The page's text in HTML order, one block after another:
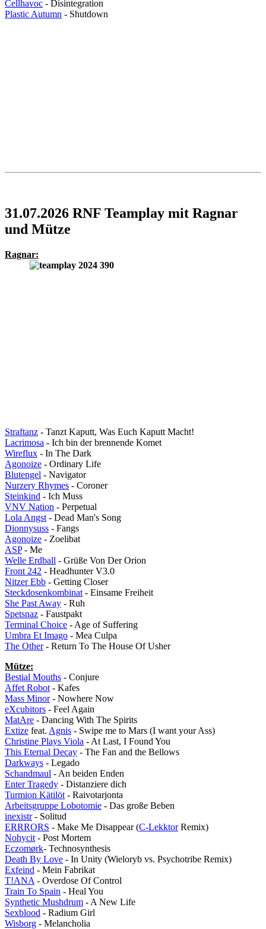
Cellhavoc - Disintegration
Plastic Autumn - Shutdown
31.07.2026 RNF Teamplay mit Ragnar
und Mütze
Ragnar:
Straftanz - Tanzt Kaputt, Was Euch Kaputt Macht!
Lacrimosa - Ich bin der brennende Komet
Wireflux - In The Dark
Agonoize - Ordinary Life
Blutengel - Navigator
Nurzery Rhymes - Coroner
Steinkind - Ich Muss
VNV Nation - Perpetual
Lola Angst - Dead Man's Song
Dionnysuss - Fangs
Agonoize - Zoelibat
ASP- Me
Welle Erdball - Grüße Von Der Orion
Front 242 - Headhunter V3.0
Nitzer Ebb - Getting Closer
Steckdosenkombinat - Einsame Freiheit
She Past Away - Ruh
Spetsnaz - Faustpakt
Terminal Choice - Age of Suffering
Umbra Et Imago - Mea Culpa
The Other- Return To The House Of Usher
Mütze:
Bestial Mouths - Conjure
Affet Robot - Kafes
Mass Minor- Nowhere Now
eXcubitors - Feel Again
MatAre - Dancing With The Spirits
Extize feat. Agnis - Swipe me to Mars (I want your Ass)
Christine Plays Viola - At Last, I Found You
This Eternal Decay - The Fan and the Bellows
Darkways - Legado
Schandmaul - An beiden Enden
Enter Tragedy - Distanziere dich
Turmion Kätilöt - Raivotarjonta
Arbeitsgruppe Lobotomie - Das große Beben
inexistr- Solitud
ERRRORS - Make Me Disappear (C-LekktorRemix)
Nohycit - Post Mortem
Eczomørk- Technosynthesis
Death By Love - In Unity (Wieloryb vs. Psychotribe Remix)
Exfeind - Mein Fabrikat
T!ANA - Overdose Of Control
Train To Spain - Heal You
Synthetic Mushdrum - A New Life
Sexblood - Radium Girl
Wisborg - Melancholia